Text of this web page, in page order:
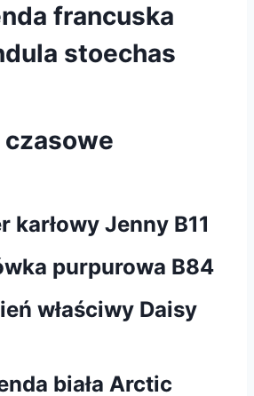
francuska
stoechas
karłowy Jenny B11
purpurowa B84
właściwy Daisy
biała Arctic